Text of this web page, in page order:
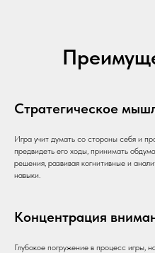
Стратегическое
Игра учит думать со стороны себя и
предвидеть его ходы, принимать
решения, развивая когнитивные и
навыки.
Концентрация
Глубокое погружение в процесс игры,